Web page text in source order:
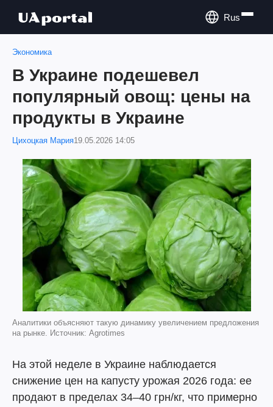
Rus
Экономика
В Украине подешевел
популярный овощ: цены на
продукты в Украине
Цихоцкая Мария19.05.2026 14:05
Аналитики объясняют такую динамику увеличением предложения
на рынке. Источник: Agrotimes
На этой неделе в Украине наблюдается
снижение цен на капусту урожая 2026 года: ее
продают в пределах 34–40 грн/кг, что примерно